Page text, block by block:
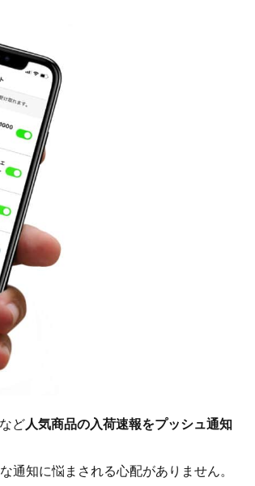
ど人気商品の入荷速報をプッシュ通知
通知に悩まされる心配がありません。